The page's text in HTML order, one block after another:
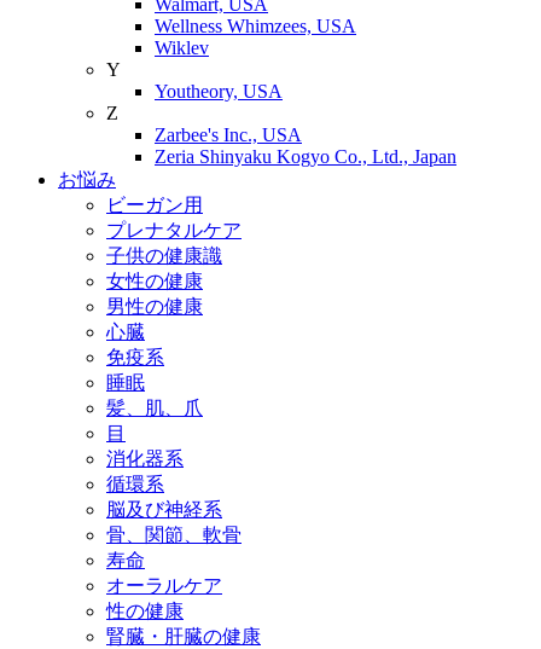
Wellness Whimzees, USA
Wiklev
Y
Youtheory, USA
Z
Zarbee's Inc., USA
Zeria Shinyaku Kogyo Co., Ltd., Japan
お悩み
ビーガン用
プレナタルケア
子供の健康識
女性の健康
男性の健康
心臓
免疫系
睡眠
髪、肌、爪
目
消化器系
循環系
脳及び神経系
骨、関節、軟骨
寿命
オーラルケア
性の健康
腎臓・肝臓の健康